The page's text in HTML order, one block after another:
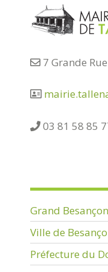
7 Grande
03 81 58 85
Grand
Ville de
Préfecture du